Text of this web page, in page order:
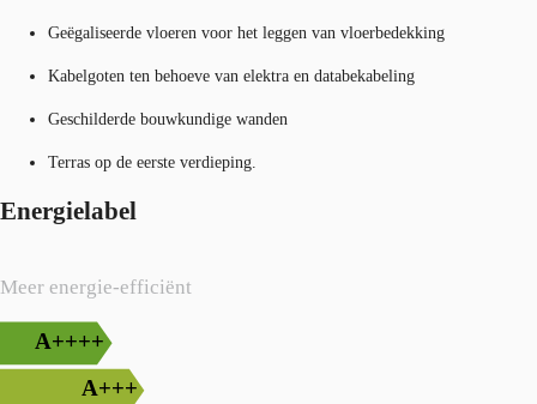
Geëgaliseerde vloeren voor het leggen van vloerbedekking
Kabelgoten ten behoeve van elektra en databekabeling
Geschilderde bouwkundige wanden
Terras op de eerste verdieping.
Energielabel
Meer energie-efficiënt
A++++
A+++